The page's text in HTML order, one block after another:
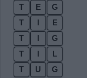
T
E
G
T
E
T
G
T
L
T
U
G